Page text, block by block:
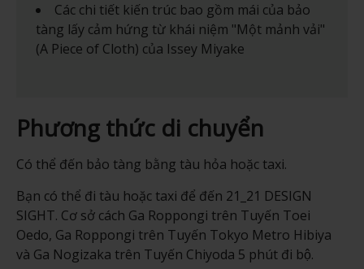
Các chi tiết kiến trúc bao gồm mái của bảo
tàng lấy cảm hứng từ khái niệm "Một mảnh vải"
(A Piece of Cloth) của Issey Miyake
Phương thức di chuyển
Có thể đến bảo tàng bằng tàu hỏa hoặc taxi.
Bạn có thể đi tàu hoặc taxi để đến 21_21 DESIGN
SIGHT. Cơ sở cách Ga Roppongi trên Tuyến Toei
Oedo, Ga Roppongi trên Tuyến Tokyo Metro Hibiya
và Ga Nogizaka trên Tuyến Chiyoda 5 phút đi bộ.